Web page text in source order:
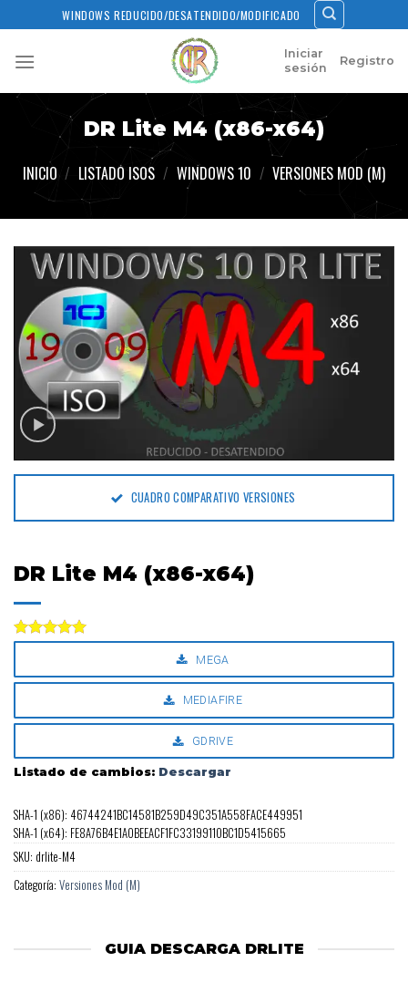
to
content
WINDOWS REDUCIDO/DESATENDIDO/MODIFICADO
Iniciar
sesión
Registro
DR Lite M4 (x86-x64)
INICIO / LISTADO ISOS / WINDOWS 10 / VERSIONES MOD (M)
CUADRO COMPARATIVO VERSIONES
DR Lite M4 (x86-x64)
de 5
MEGA
MEDIAFIRE
GDRIVE
Listado de cambios: Descargar
SHA-1 (x86): 46744241BC14581B259D49C351A558FACE449951
SHA-1 (x64): FE8A76B4E1A0BEEACF1FC33199110BC1D5415665
SKU: drlite-M4
Categoría: Versiones Mod (M)
GUIA DESCARGA DRLITE